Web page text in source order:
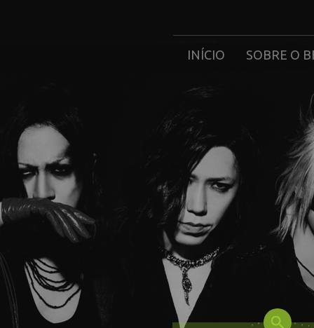
INÍCIO SOBRE O